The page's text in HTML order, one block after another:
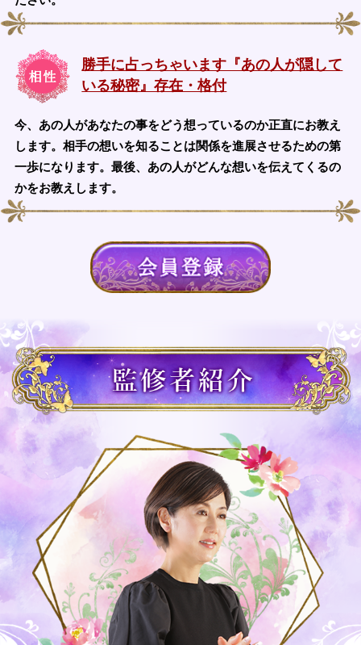
勝手に占っちゃいます『あの人が隠して
いる秘密』存在・格付
今、あの人があなたの事をどう想っているのか正直にお教え
します。相手の想いを知ることは関係を進展させるための第
一歩になります。最後、あの人がどんな想いを伝えてくるの
かをお教えします。